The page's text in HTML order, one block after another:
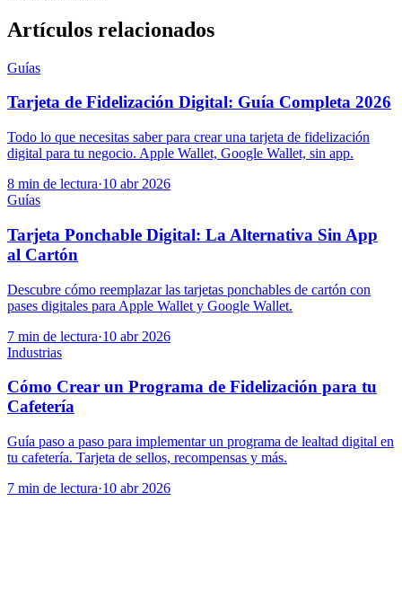
Artículos relacionados
Guías
Tarjeta de Fidelización Digital: Guía Completa 2026
Todo lo que necesitas saber para crear una tarjeta de fidelización
digital para tu negocio. Apple Wallet, Google Wallet, sin app.
8 min de lectura·10 abr 2026
Guías
Tarjeta Ponchable Digital: La Alternativa Sin App
al Cartón
Descubre cómo reemplazar las tarjetas ponchables de cartón con
pases digitales para Apple Wallet y Google Wallet.
7 min de lectura·10 abr 2026
Industrias
Cómo Crear un Programa de Fidelización para tu
Cafetería
Guía paso a paso para implementar un programa de lealtad digital en
tu cafetería. Tarjeta de sellos, recompensas y más.
7 min de lectura·10 abr 2026